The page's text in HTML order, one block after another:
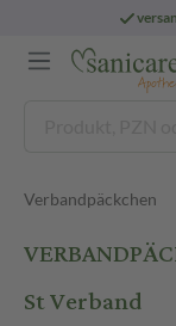
Verbandpäckchen
St Verband